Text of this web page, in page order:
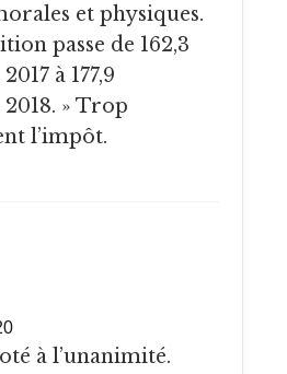
et physiques.
passe de 162,3
à 177,9
» Trop
l’impôt.
à l’unanimité.